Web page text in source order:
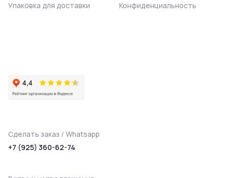
Сделать заказ / Whatsapp
+7 (925) 360-62-74
Упаковка для доставки Конфиденциальность